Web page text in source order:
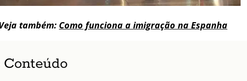
também: Como funciona a imigração na Espanha